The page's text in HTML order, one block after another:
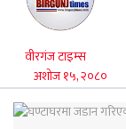
वीरगंज टाइम्स
अशोज १५, २०८०